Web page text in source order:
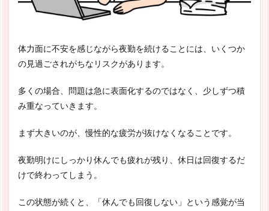
体力面に不安を感じながら夜勤を続けることには、いくつか
の見過ごされがちなリスクがあります。
多くの場合、問題は急に表面化するのではなく、少しずつ積
み重なっていきます。
まず大きいのが、慢性的な疲労が抜けなくなることです。
夜勤明けにしっかり休んでも疲れが残り、休日は回復するだ
けで終わってしまう。
この状態が続くと、「休んでも回復しない」という感覚が当